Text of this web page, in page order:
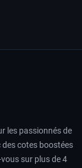
les passionnés de
cotes boostées
sur plus de 4